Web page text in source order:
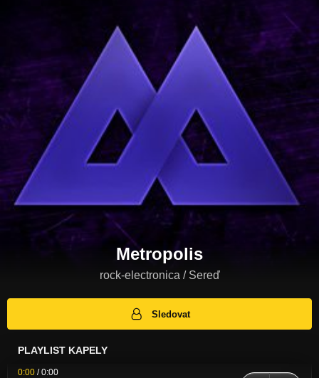
Metropolis
rock-electronica / Sereď
Sledovat
PLAYLIST KAPELY
0:00 /0:00